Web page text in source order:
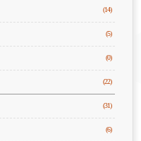
(14)
(5)
(0)
(22)
(31)
(6)